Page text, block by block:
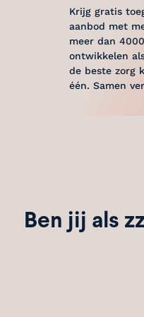
Krijg gratis
aanbod met
meer dan
ontwikkelen
de beste zorg
één. Samen
Ben jij als